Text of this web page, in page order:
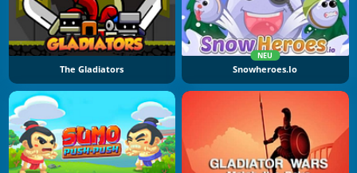
The Gladiators
NEU
Snowheroes.io